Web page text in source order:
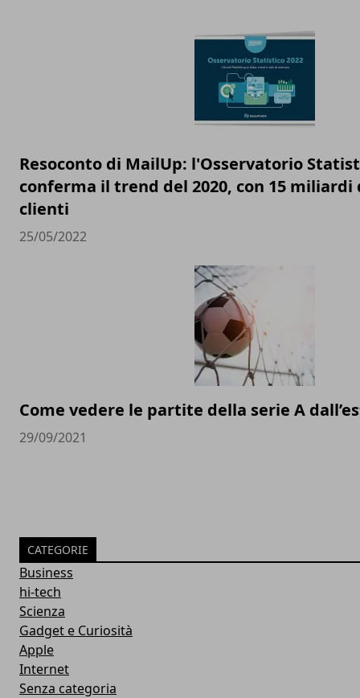
Resoconto di MailUp: l'Osservatorio
conferma il trend del 2020, con 15 miliardi
clienti
25/05/2022
Come vedere le partite della serie A
29/09/2021
CATEGORIE
Business
hi-tech
Scienza
Gadget e Curiosità
Apple
Internet
Senza categoria